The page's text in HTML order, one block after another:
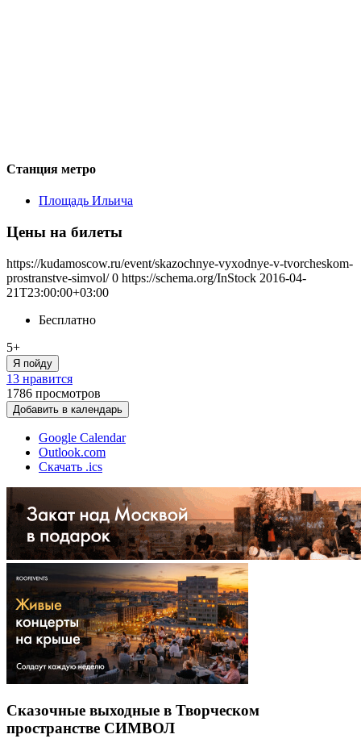
Станция метро
Площадь Ильича
Цены на билеты
https://kudamoscow.ru/event/skazochnye-vyxodnye-v-tvorcheskom-
prostranstve-simvol/ 0 https://schema.org/InStock 2016-04-
21T23:00:00+03:00
Бесплатно
5+
Я пойду
13 нравится
1786 просмотров
Добавить в календарь
Google Calendar
Outlook.com
Скачать .ics
Сказочные выходные в Творческом
пространстве СИМВОЛ